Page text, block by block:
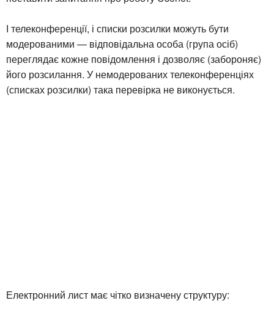
І телеконференції, і списки розсилки можуть бути
модерованими — відповідальна особа (група осіб)
переглядає кожне повідомлення і дозволяє (забороняє)
його розсилання. У немодерованих телеконференціях
(списках розсилки) така перевірка не виконується.
Електронний лист має чітко визначену структуру: